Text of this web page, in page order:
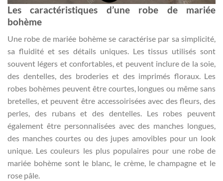
Les caractéristiques d’une robe de mariée
bohème
Une robe de mariée bohème se caractérise par sa simplicité,
sa fluidité et ses détails uniques. Les tissus utilisés sont
souvent légers et confortables, et peuvent inclure de la soie,
des dentelles, des broderies et des imprimés floraux. Les
robes bohèmes peuvent être courtes, longues ou même sans
bretelles, et peuvent être accessoirisées avec des fleurs, des
perles, des rubans et des dentelles. Les robes peuvent
également être personnalisées avec des manches longues,
des manches courtes ou des jupes amovibles pour un look
unique. Les couleurs les plus populaires pour une robe de
mariée bohème sont le blanc, le crème, le champagne et le
rose pâle.